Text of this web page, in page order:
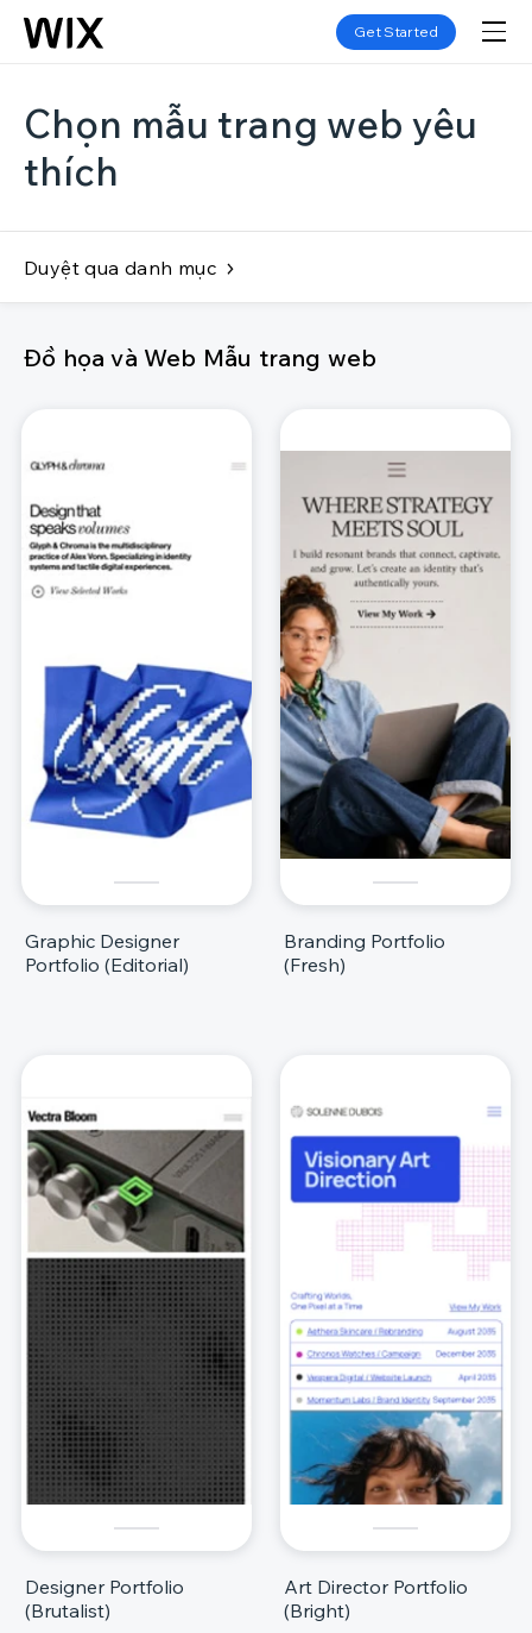
Get Started
Chọn mẫu trang web yêu
thích
Duyệt qua danh mục
Đồ họa và Web Mẫu trang web
Graphic Designer
Portfolio (Editorial)
Branding Portfolio
(Fresh)
Designer Portfolio
(Brutalist)
Art Director Portfolio
(Bright)